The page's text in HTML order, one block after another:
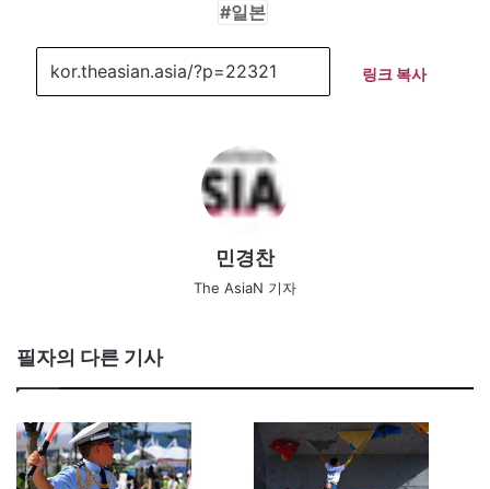
일본
링크 복사
민경찬
The AsiaN 기자
필자의 다른 기사